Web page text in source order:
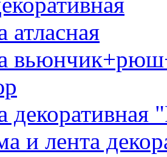
атласная
декоративная
и лента